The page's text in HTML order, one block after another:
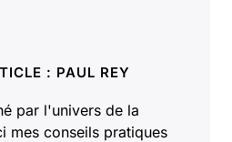
: PAUL REY
par l'univers de la
mes conseils pratiques